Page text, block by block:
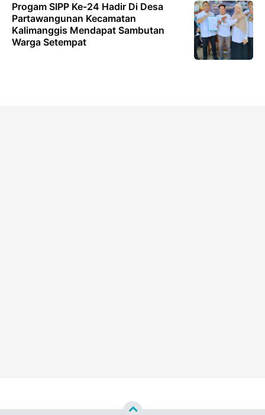
Progam SIPP Ke-24 Hadir Di Desa
Partawangunan Kecamatan
Kalimanggis Mendapat Sambutan
Warga Setempat